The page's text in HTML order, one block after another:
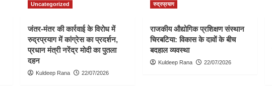
Uncategorized
जंतर-मंतर की कार्रवाई के विरोध में
रुद्रप्रयाग में कांग्रेस का प्रदर्शन,
प्रधान मंत्री नरेंद्र मोदी का पुतला
दहन
Kuldeep Rana 22/07/2026
रुद्रप्रयाग
राजकीय औद्योगिक प्रशिक्षण संस्थान
चिरबटिया: विकास के दावों के बीच
बदहाल व्यवस्था
Kuldeep Rana 22/07/2026